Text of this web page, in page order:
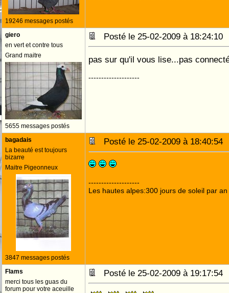
19246 messages postés
giero
en vert et contre tous
Grand maitre
5655 messages postés
Posté le 25-02-2009 à
pas sur qu'il vous lise...pas
--------------------
bagadais
La beauté est toujours
bizarre
Maitre Pigeonneux
3847 messages postés
Posté le 25-02-2009 à
--------------------
Les hautes alpes:300 jours de soleil par an
Flams
merci tous les guas du
forum pour votre aceuille
Posté le 25-02-2009 à